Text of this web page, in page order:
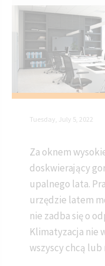
Tuesday, July 5, 2022
Za oknem
doskwierający
upalnego lata.
urzędzie latem
nie zadba się o
Klimatyzacja nie
wszyscy chcą lub